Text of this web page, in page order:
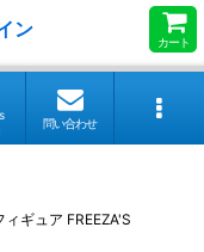
ン
カート
問い合わせ
ギュア FREEZA'S